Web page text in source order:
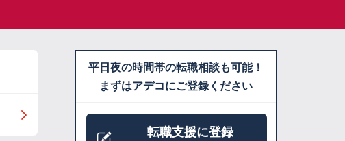
平日夜の時間帯の転職相談も可能！
まずはアデコにご登録ください
転職支援に登録